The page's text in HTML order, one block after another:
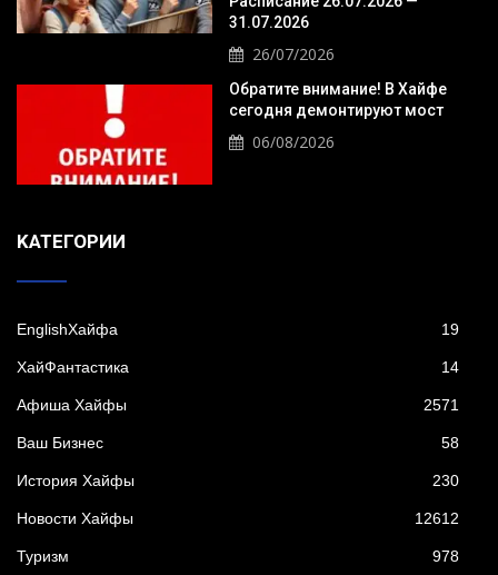
31.07.2026
26/07/2026
Обратите внимание! В Хайфе
сегодня демонтируют мост
06/08/2026
KАТЕГОРИИ
EnglishХайфа 19
XайФантастика 14
Афиша Хайфы 2571
Ваш Бизнес 58
История Хайфы 230
Новости Хайфы 12612
Туризм 978